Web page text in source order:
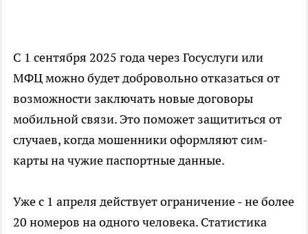
С 1 сентября 2025 года через Госуслуги или
МФЦ можно будет добровольно отказаться от
возможности заключать новые договоры
мобильной связи. Это поможет защититься от
случаев, когда мошенники оформляют сим-
карты на чужие паспортные данные.
Уже с 1 апреля действует ограничение - не более
20 номеров на одного человека. Статистика